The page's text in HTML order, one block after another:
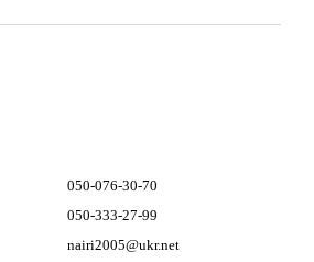
050-076-30-70
050-333-27-99
nairi2005@ukr.net